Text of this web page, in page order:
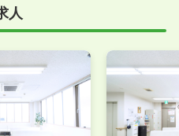
ですので、お気軽にお申し
人